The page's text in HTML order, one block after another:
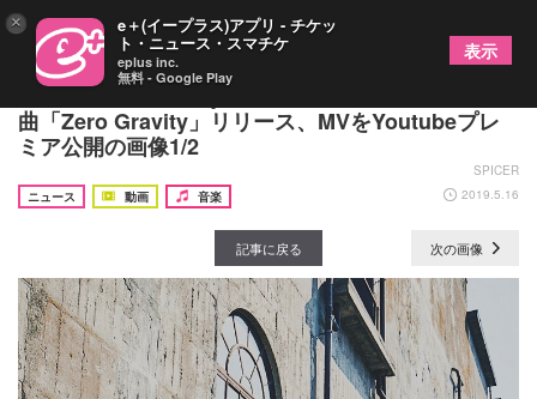
I Don’t Like Mondays. 演奏力の高さ発揮した新
曲「Zero Gravity」リリース、MVをYoutubeプレ
ミア公開の画像1/2
SPICER
ニュース
動画 音楽 2019.5.16
記事に戻る 次の画像
× e＋(イープラス)アプリ - チケッ
ト・ニュース・スマチケ
eplus inc.
無料 - Google Play
表示